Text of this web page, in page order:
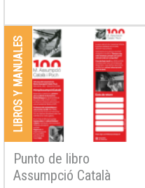
LIBROS Y MANUALES
Punto de libro
Assumpció Català